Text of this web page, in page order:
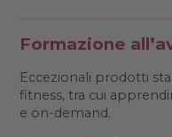
Formazione
Eccezionali prodotti
fitness, tra cui
e on-demand.